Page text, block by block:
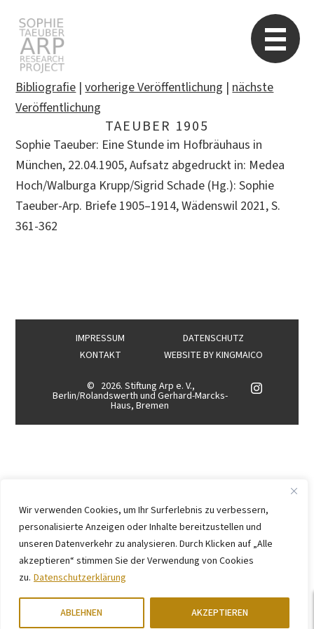
Wir verwenden Cookies, um Ihr Surferlebnis zu verbessern,
personalisierte Anzeigen oder Inhalte bereitzustellen und
unseren Datenverkehr zu analysieren. Durch Klicken auf „Alle
akzeptieren“ stimmen Sie der Verwendung von Cookies
zu. Datenschutzerklärung
ABLEHNEN AKZEPTIEREN
nach:
Bibliografie|vorherige Veröffentlichung |nächste
Veröffentlichung
TAEUBER 1905
Sophie Taeuber: Eine Stunde im Hofbräuhaus in
München, 22.04.1905, Aufsatz abgedruckt in: Medea
Hoch/Walburga Krupp/Sigrid Schade (Hg.): Sophie
Taeuber-Arp. Briefe 1905–1914, Wädenswil 2021, S.
361-362
IMPRESSUM
DATENSCHUTZ
KONTAKT
WEBSITE BYKINGMAICO
© 2026. Stiftung Arp e. V.,
Berlin/Rolandswerth und Gerhard-Marcks-
Haus, Bremen